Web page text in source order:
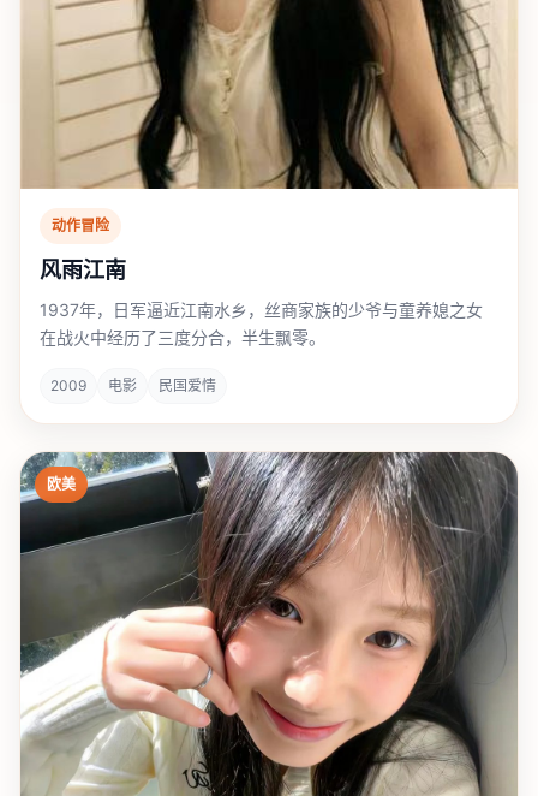
动作冒险
风雨江南
1937年，日军逼近江南水乡，丝商家族的少爷与童养媳之女
在战火中经历了三度分合，半生飘零。
2009 电影 民国爱情
欧美